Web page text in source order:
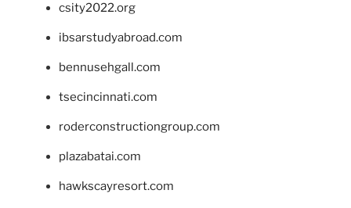
csity2022.org
ibsarstudyabroad.com
bennusehgall.com
tsecincinnati.com
roderconstructiongroup.com
plazabatai.com
hawkscayresort.com